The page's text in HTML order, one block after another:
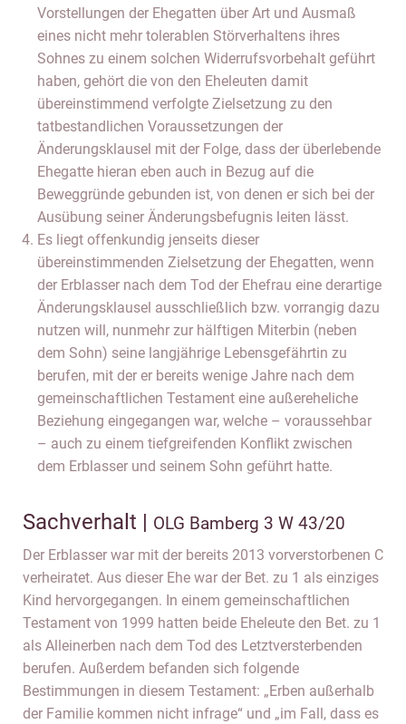
Vorstellungen der Ehegatten über Art und Ausmaß
eines nicht mehr tolerablen Störverhaltens ihres
Sohnes zu einem solchen Widerrufsvorbehalt geführt
haben, gehört die von den Eheleuten damit
übereinstimmend verfolgte Zielsetzung zu den
tatbestandlichen Voraussetzungen der
Änderungsklausel mit der Folge, dass der überlebende
Ehegatte hieran eben auch in Bezug auf die
Beweggründe gebunden ist, von denen er sich bei der
Ausübung seiner Änderungsbefugnis leiten lässt.
Es liegt offenkundig jenseits dieser
übereinstimmenden Zielsetzung der Ehegatten, wenn
der Erblasser nach dem Tod der Ehefrau eine derartige
Änderungsklausel ausschließlich bzw. vorrangig dazu
nutzen will, nunmehr zur hälftigen Miterbin (neben
dem Sohn) seine langjährige Lebensgefährtin zu
berufen, mit der er bereits wenige Jahre nach dem
gemeinschaftlichen Testament eine außereheliche
Beziehung eingegangen war, welche – voraussehbar
– auch zu einem tiefgreifenden Konflikt zwischen
dem Erblasser und seinem Sohn geführt hatte.
Sachverhalt | OLG Bamberg 3 W 43/20
Der Erblasser war mit der bereits 2013 vorverstorbenen C
verheiratet. Aus dieser Ehe war der Bet. zu 1 als einziges
Kind hervorgegangen. In einem gemeinschaftlichen
Testament von 1999 hatten beide Eheleute den Bet. zu 1
als Alleinerben nach dem Tod des Letztversterbenden
berufen. Außerdem befanden sich folgende
Bestimmungen in diesem Testament: „Erben außerhalb
der Familie kommen nicht infrage“ und „im Fall, dass es